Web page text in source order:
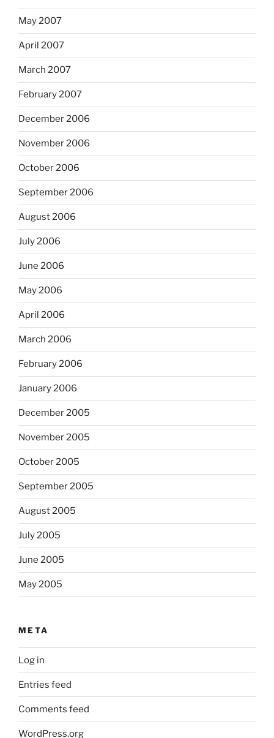
May 2007
April 2007
March 2007
February 2007
December 2006
November 2006
October 2006
September 2006
August 2006
July 2006
June 2006
May 2006
April 2006
March 2006
February 2006
January 2006
December 2005
November 2005
October 2005
September 2005
August 2005
July 2005
June 2005
May 2005
META
Log in
Entries feed
Comments feed
WordPress.org